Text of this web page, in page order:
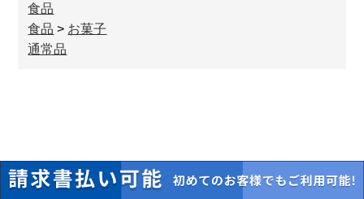
食品
食品 > お菓子
通常品